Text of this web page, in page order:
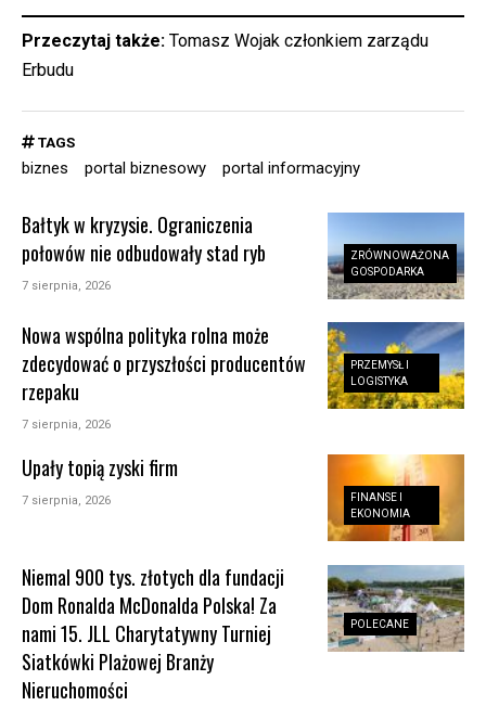
Przeczytaj także: Tomasz Wojak członkiem zarządu
Erbudu
TAGS
biznes portal biznesowy portal informacyjny
ZRÓWNOWAŻONA
GOSPODARKA
Bałtyk w kryzysie. Ograniczenia
połowów nie odbudowały stad ryb
7 sierpnia, 2026
PRZEMYSŁ I
LOGISTYKA
Nowa wspólna polityka rolna może
zdecydować o przyszłości producentów
rzepaku
7 sierpnia, 2026
FINANSE I
EKONOMIA
Upały topią zyski firm
7 sierpnia, 2026
POLECANE
Niemal 900 tys. złotych dla fundacji
Dom Ronalda McDonalda Polska! Za
nami 15. JLL Charytatywny Turniej
Siatkówki Plażowej Branży
Nieruchomości